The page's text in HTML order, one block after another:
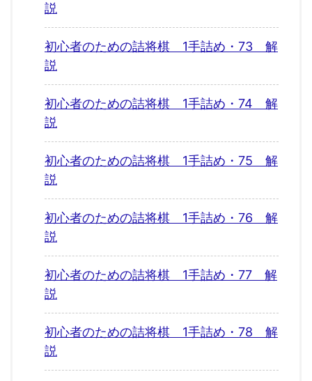
説
初心者のための詰将棋 1手詰め・73 解
説
初心者のための詰将棋 1手詰め・74 解
説
初心者のための詰将棋 1手詰め・75 解
説
初心者のための詰将棋 1手詰め・76 解
説
初心者のための詰将棋 1手詰め・77 解
説
初心者のための詰将棋 1手詰め・78 解
説